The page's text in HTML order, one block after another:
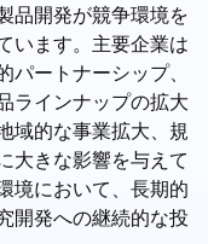
品開発が競争環境を
います。主要企業は
ートナーシップ、
ラインナップの拡大
域的な事業拡大、規
大きな影響を与えて
境において、長期的
開発への継続的な投